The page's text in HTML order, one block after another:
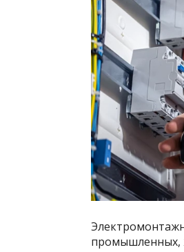
промышленных,